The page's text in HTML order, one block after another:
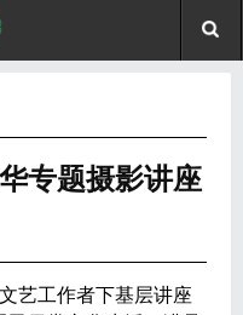
专题摄影讲座
艺工作者下基层讲座